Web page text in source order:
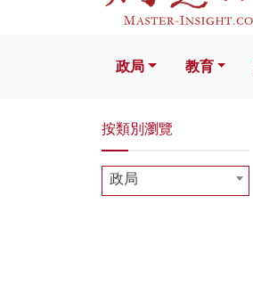
政局 教育
按類別瀏覽
政局